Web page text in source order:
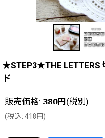
★STEP3★THE LETTERS
ド
販売価格: 380円(税別)
(税込: 418円)